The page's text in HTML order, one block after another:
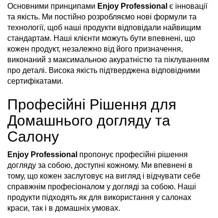
Основними принципами Enjoy Professional є інновації
та якість. Ми постійно розробляємо нові формули та
технології, щоб наші продукти відповідали найвищим
стандартам. Наші клієнти можуть бути впевнені, що
кожен продукт, незалежно від його призначення,
виконаний з максимальною акуратністю та піклуванням
про деталі. Висока якість підтверджена відповідними
сертифікатами.
Професійні Рішення для
Домашнього догляду та
Салону
Enjoy Professional пропонує професійні рішення
догляду за собою, доступні кожному. Ми впевнені в
тому, що кожен заслуговує на вигляд і відчувати себе
справжнім професіоналом у догляді за собою. Наші
продукти підходять як для використання у салонах
краси, так і в домашніх умовах.